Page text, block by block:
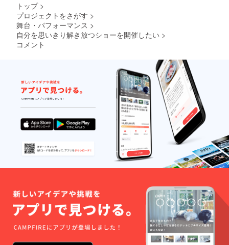
トップ >
プロジェクトをさがす >
舞台・パフォーマンス >
自分を思いきり解き放つショーを開催したい >
コメント